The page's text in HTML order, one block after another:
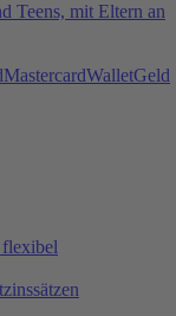
Teens, mit Eltern an
MastercardWalletGeld
flexibel